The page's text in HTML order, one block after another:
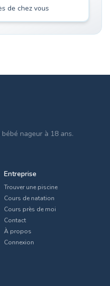
nageur à 18 ans.
Entreprise
Trouver une piscine
Cours de natation
Cours près de moi
Contact
À propos
Connexion